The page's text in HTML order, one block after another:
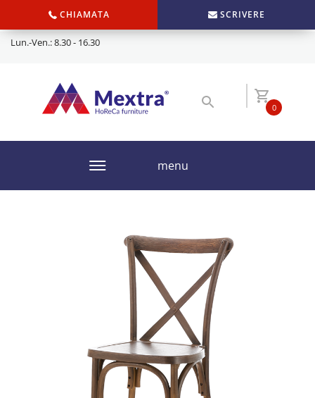
CHIAMATA SCRIVERE
Lun.-Ven.: 8.30 - 16.30
0
menu